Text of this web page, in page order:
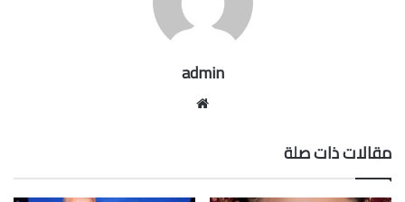
admin
مقالات ذات صلة